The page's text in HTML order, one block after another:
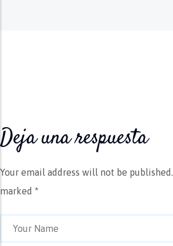
Deja una respuesta
Your email address will not be published.
marked *